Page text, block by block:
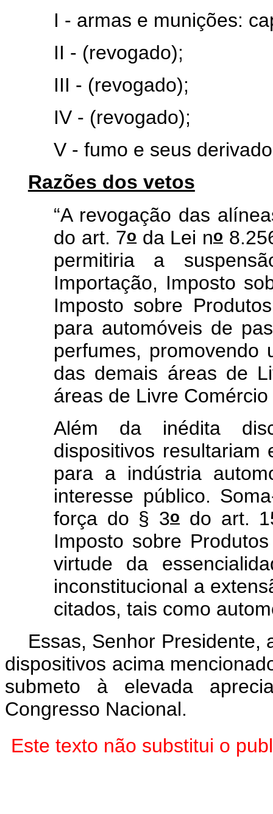
I - armas e munições:
II - (revogado);
III - (revogado);
IV - (revogado);
V - fumo e seus
Razões dos vetos
“A revogação das
do art. 7oda Lei no
permitiria a
Importação, Imposto
Imposto sobre
para automóveis de
perfumes, promovendo
das demais áreas de
áreas de Livre
Além da inédita
dispositivos resultariam
para a indústria
interesse público.
força do § 3odo art.
Imposto sobre
virtude da
inconstitucional a
citados, tais como
Essas, Senhor Presidente,
dispositivos acima
submeto à elevada
Congresso Nacional.
Este texto não substitui o